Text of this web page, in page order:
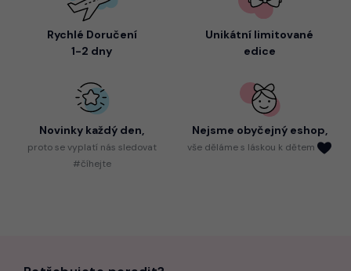
Rychlé Doručení
1-2 dny
Unikátní limitované
edice
Novinky každý den,
protose vyplatí nás sledovat
#číhejte
Nejsme obyčejný eshop,
vše děláme s láskou k dětem